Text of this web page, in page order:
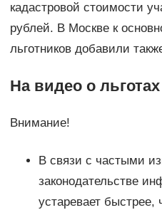
кадастровой стоимости
рублей. В Москве к
льготников добавили
На видео о
Внимание!
В связи с частыми
законодательстве
устаревает